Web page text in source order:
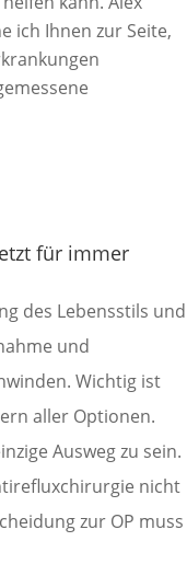
ich Ihnen zur Seite,
für immer
des Lebensstils und
und
Wichtig ist
aller Optionen.
Ausweg zu sein.
nicht
zur OP muss